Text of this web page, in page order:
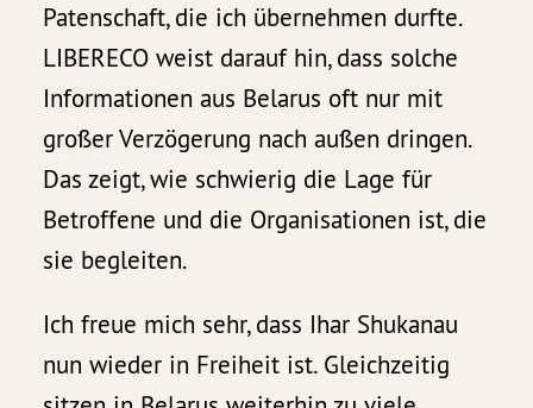
Patenschaft, die ich übernehmen durfte.
LIBERECO weist darauf hin, dass solche
Informationen aus Belarus oft nur mit
großer Verzögerung nach außen dringen.
Das zeigt, wie schwierig die Lage für
Betroffene und die Organisationen ist, die
sie begleiten.
Ich freue mich sehr, dass Ihar Shukanau
nun wieder in Freiheit ist. Gleichzeitig